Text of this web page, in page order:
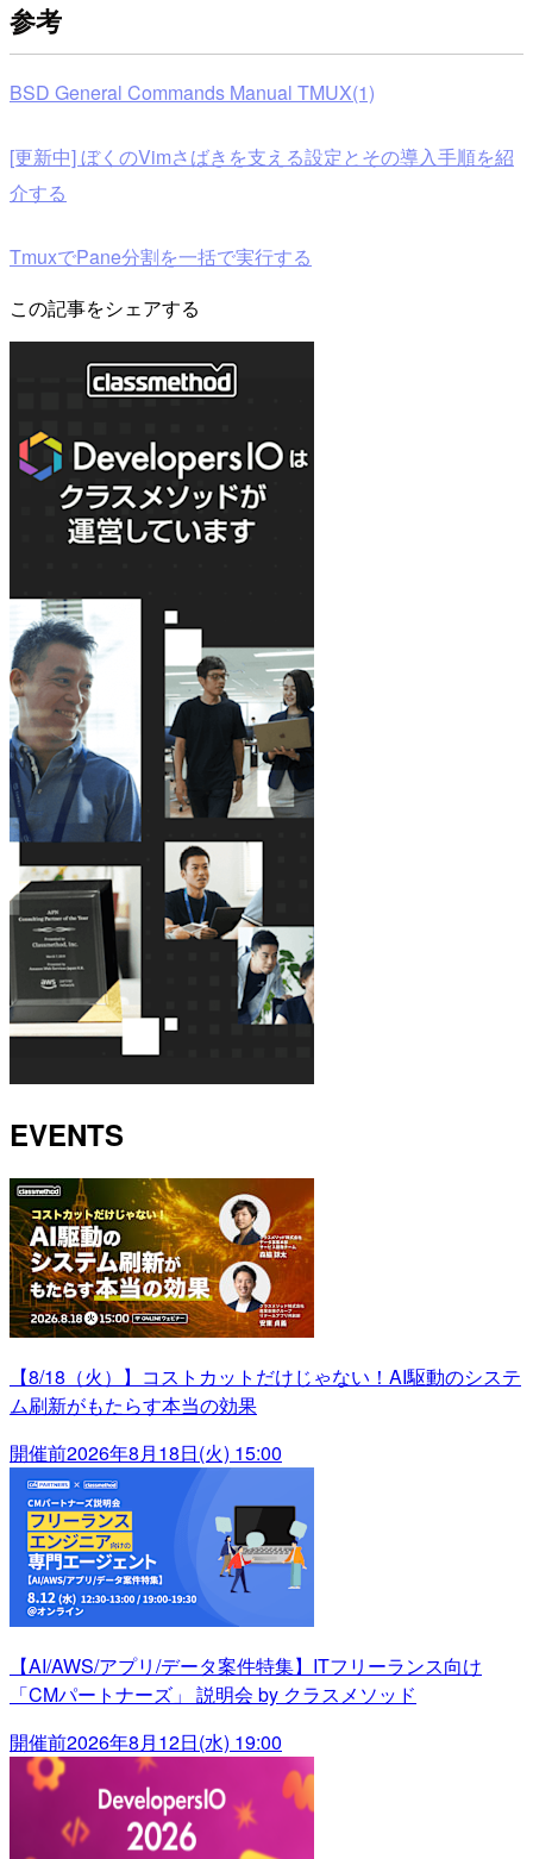
参考
BSD General Commands Manual TMUX(1)
[更新中] ぼくのVimさばきを支える設定とその導入手順を紹
介する
TmuxでPane分割を一括で実行する
この記事をシェアする
EVENTS
【8/18（火）】コストカットだけじゃない！AI駆動のシステ
ム刷新がもたらす本当の効果
開催前2026年8月18日(火) 15:00
【AI/AWS/アプリ/データ案件特集】ITフリーランス向け
「CMパートナーズ」 説明会 by クラスメソッド
開催前2026年8月12日(水) 19:00